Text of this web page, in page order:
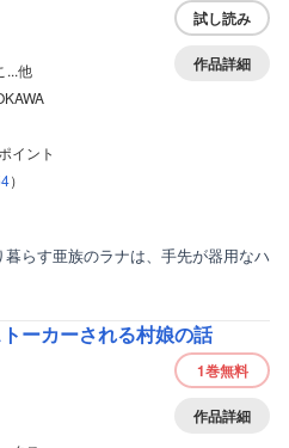
...他
イント
）
試し読み
作品詳細
らす亜族のラナは、手先が器用なハ
ーカーされる村娘の話
1巻無料
作品詳細